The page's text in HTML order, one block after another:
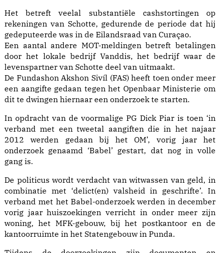
Het betreft veelal substantiële cashstortingen op
rekeningen van Schotte, gedurende de periode dat hij
gedeputeerde was in de Eilandsraad van Curaçao.
Een aantal andere MOT-meldingen betreft betalingen
door het lokale bedrijf Vanddis, het bedrijf waar de
levenspartner van Schotte deel van uitmaakt.
De Fundashon Akshon Sivíl (FAS) heeft toen onder meer
een aangifte gedaan tegen het Openbaar Ministerie om
dit te dwingen hiernaar een onderzoek te starten.
In opdracht van de voormalige PG Dick Piar is toen ‘in
verband met een tweetal aangiften die in het najaar
2012 werden gedaan bij het OM’, vorig jaar het
onderzoek genaamd ‘Babel’ gestart, dat nog in volle
gang is.
De politicus wordt verdacht van witwassen van geld, in
combinatie met ‘delict(en) valsheid in geschrifte’. In
verband met het Babel-onderzoek werden in december
vorig jaar huiszoekingen verricht in onder meer zijn
woning, het MFK-gebouw, bij het postkantoor en de
kantoorruimte in het Statengebouw in Punda.